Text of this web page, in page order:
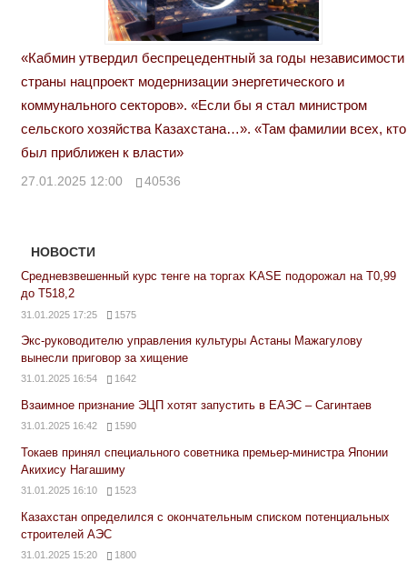
«Кабмин утвердил беспрецедентный за годы независимости
страны нацпроект модернизации энергетического и
коммунального секторов». «Если бы я стал министром
сельского хозяйства Казахстана…». «Там фамилии всех, кто
был приближен к власти»
27.01.2025 12:00 40536
НОВОСТИ
Средневзвешенный курс тенге на торгах KASE подорожал на Т0,99
до Т518,2
31.01.2025 17:25 1575
Экс-руководителю управления культуры Астаны Мажагулову
вынесли приговор за хищение
31.01.2025 16:54 1642
Взаимное признание ЭЦП хотят запустить в ЕАЭС – Сагинтаев
31.01.2025 16:42 1590
Токаев принял специального советника премьер-министра Японии
Акихису Нагашиму
31.01.2025 16:10 1523
Казахстан определился с окончательным списком потенциальных
строителей АЭС
31.01.2025 15:20 1800